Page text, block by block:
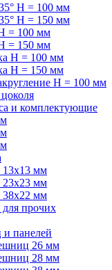
H = 100 мм
H = 150 мм
= 100 мм
= 150 мм
H = 100 мм
H = 150 мм
H = 100 мм
и комплектующие
13х13 мм
23х23 мм
38х22 мм
прочих
панелей
26 мм
28 мм